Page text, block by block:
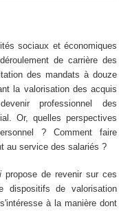
sociaux et économiques
de carrière des
des mandats à douze
la valorisation des acquis
professionnel des
Or, quelles perspectives
? Comment faire
au service des salariés ?
propose de revenir sur ces
dispositifs de valorisation
à la manière dont